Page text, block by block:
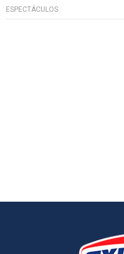
ESPECTÁCULOS